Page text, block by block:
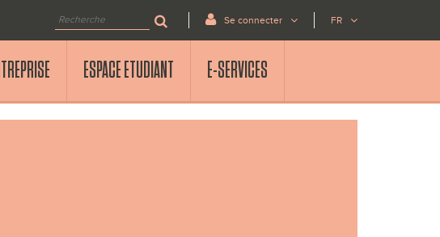
FR
Se connecter
ESPACE ETUDIANT E-SERVICES